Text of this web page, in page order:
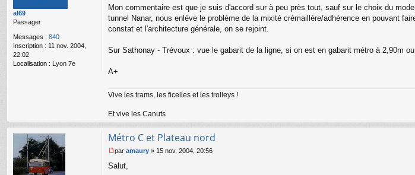
al69
Passager
Messages : 840
Inscription : 11 nov. 2004,
22:02
Localisation : Lyon 7e
s
g
e
o
u
Mon commentaire est que je suis d'accord sur à peu près tout, sauf sur le choix du
tunnel Nanar, nous enlève le problème de la mixité crémaillère/adhérence en pouvant
constat et l'architecture générale, on se rejoint.
Sur Sathonay - Trévoux : vue le gabarit de la ligne, si on est en gabarit métro à 2,90m
A+
Vive les trams, les ficelles et les trolleys !
Et vive les Canuts
Métro C et Plateau nord
e
par amaury » 15 nov. 2004, 20:56
Salut,